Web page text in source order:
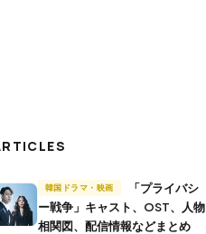
韓国ドラマ・映画
ー戦争」キャスト、OST、人物
相関図、配信情報などまとめ